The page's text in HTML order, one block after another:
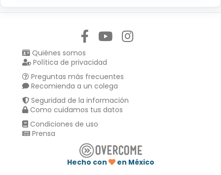
Quiénes somos
Política de privacidad
Preguntas más frecuentes
Recomienda a un colega
Seguridad de la información
Como cuidamos tus datos
Condiciones de uso
Prensa
Hecho con
en México